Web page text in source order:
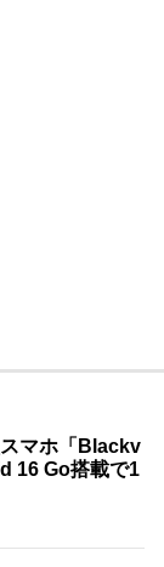
マホ「Blackv
16 Go搭載で1